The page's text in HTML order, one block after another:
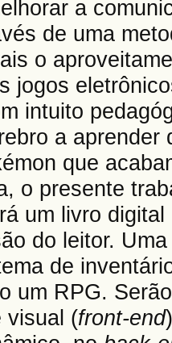
a
de uma
o
jogos
intuito
a
que
o presente
um livro
do leitor.
de
um RPG.
visual (front-end